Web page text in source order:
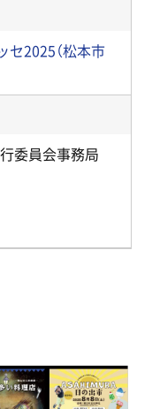
2025（松本市
委員会事務局